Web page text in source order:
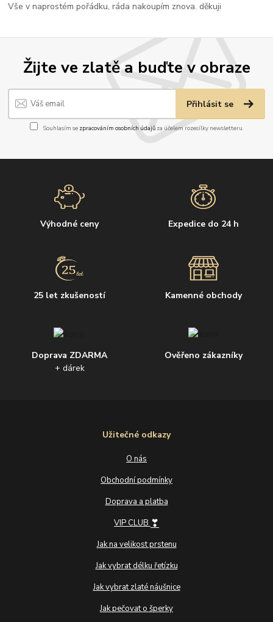
Žijte ve zlatě a buďte v obraze
Přihlásit se
Souhlasím se zpracováním osobních údajůza účelem rozesílky newsletteru.
Výhodné ceny Expedice do 24 h
25 let zkušeností Kamenné obchody
Doprava ZDARMA
+ dárek
Ověřeno zákazníky
Užitečné odkazy
O nás
Obchodní podmínky
Doprava a platba
VIP CLUB ❣
Jak na velikost prstenu
Jak vybrat délku řetízku
Jak vybrat zlaté náušnice
Jak pečovat o šperky
Vše v naprostém pořádku, ráda nakoupím znova. děkuji